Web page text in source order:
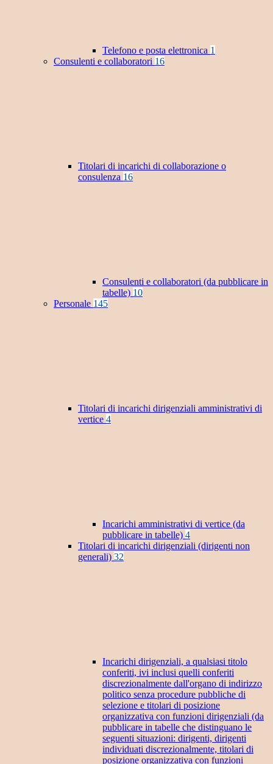
Telefono e posta elettronica 1
Consulenti e collaboratori 16
Titolari di incarichi di collaborazione o
consulenza 16
Consulenti e collaboratori (da pubblicare in
tabelle) 10
Personale 145
Titolari di incarichi dirigenziali amministrativi di
vertice 4
Incarichi amministrativi di vertice (da
pubblicare in tabelle) 4
Titolari di incarichi dirigenziali (dirigenti non
generali) 32
Incarichi dirigenziali, a qualsiasi titolo
conferiti, ivi inclusi quelli conferiti
discrezionalmente dall'organo di indirizzo
politico senza procedure pubbliche di
selezione e titolari di posizione
organizzativa con funzioni dirigenziali (da
pubblicare in tabelle che distinguano le
seguenti situazioni: dirigenti, dirigenti
individuati discrezionalmente, titolari di
posizione organizzativa con funzioni